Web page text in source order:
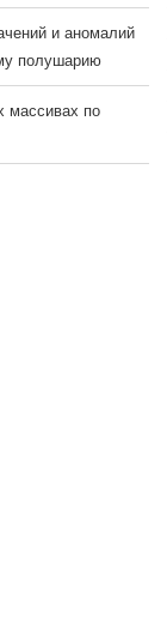
и аномалий
полушарию
массивах по